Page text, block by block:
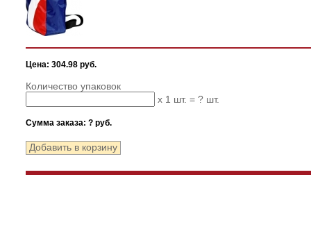
Цена: 304.98 руб.
Количество упаковок
x 1 шт. = ? шт.
Сумма заказа: ? руб.